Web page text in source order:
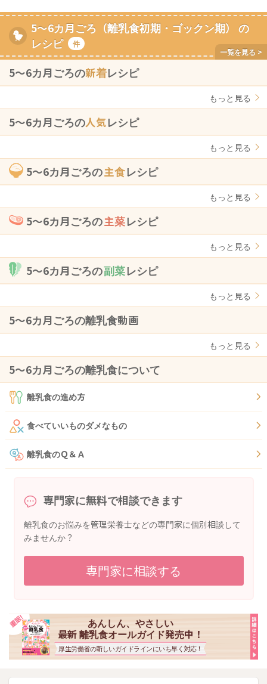
5～6カ月ごろ（離乳食初期・ゴックン期） の
レシピ
件
5〜6カ月ごろの新着レシピ
もっと見る
5〜6カ月ごろの人気レシピ
もっと見る
5〜6カ月ごろの主食レシピ
もっと見る
5〜6カ月ごろの主菜レシピ
もっと見る
5〜6カ月ごろの副菜レシピ
もっと見る
5〜6カ月ごろの離乳食動画
もっと見る
5〜6カ月ごろの離乳食について
離乳食の進め方
食べていいものダメなもの
離乳食のＱ＆Ａ
専門家に無料で相談できます
離乳食のお悩みを管理栄養士などの専門家に個別相談して
みませんか？
専門家に相談する
あんしん、やさしい
最新 離乳食オールガイド発売中！
厚生労働省の新しいガイドラインにいち早く対応！